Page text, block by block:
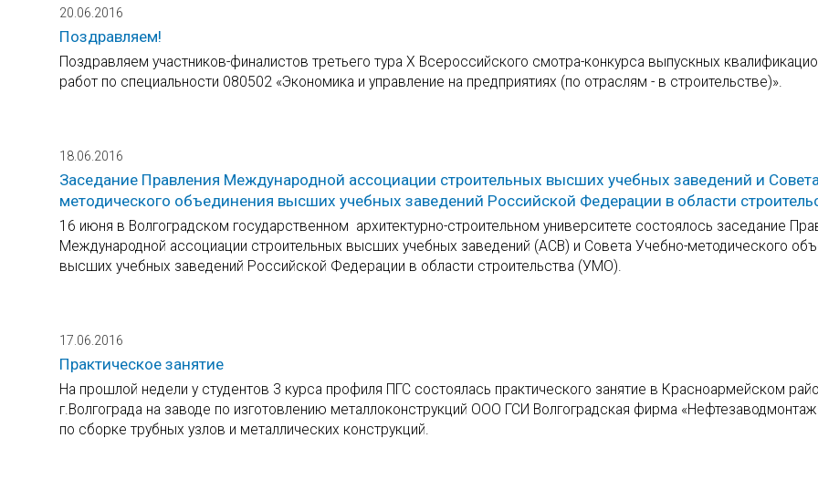
20.06.2016
Поздравляем!
Поздравляем участников-финалистов третьего тура X Всероссийского смотра-конкурса выпускных
работ по специальности 080502 «Экономика и управление на предприятиях (по отраслям - в строительстве)».
18.06.2016
Заседание Правления Международной ассоциации строительных высших учебных заведений и
методического объединения высших учебных заведений Российской Федерации в области
16 июня в Волгоградском государственном архитектурно-строительном университете состоялось заседание
Международной ассоциации строительных высших учебных заведений (АСВ) и Совета Учебно-методического
высших учебных заведений Российской Федерации в области строительства (УМО).
17.06.2016
Практическое занятие
На прошлой недели у студентов 3 курса профиля ПГС состоялась практического занятие в Красноармейском
г.Волгограда на заводе по изготовлению металлоконструкций ООО ГСИ Волгоградская фирма
по сборке трубных узлов и металлических конструкций.